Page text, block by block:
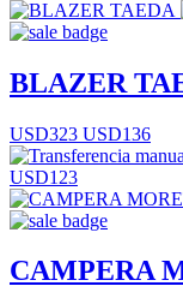
BLAZER
USD323 USD136
USD123
CAMPERA